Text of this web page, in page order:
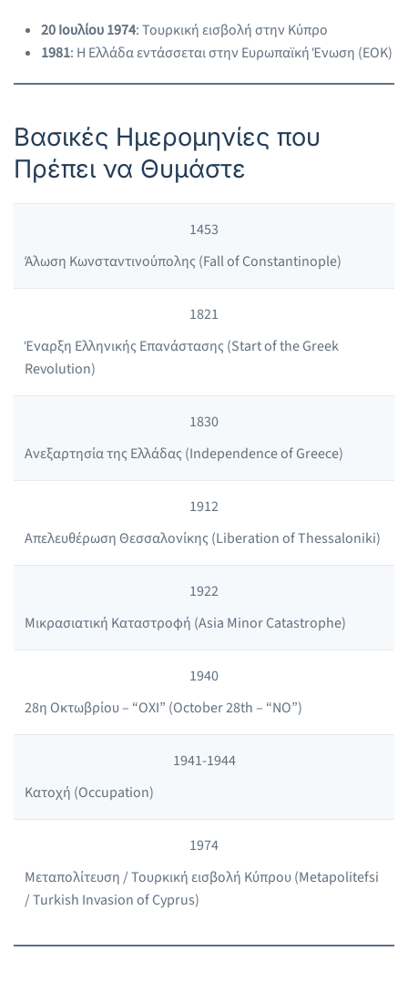
20 Ιουλίου 1974: Τουρκική εισβολή στην Κύπρο
1981: Η Ελλάδα εντάσσεται στην Ευρωπαϊκή Ένωση (ΕΟΚ)
Βασικές Ημερομηνίες που
Πρέπει να Θυμάστε
1453
Άλωση Κωνσταντινούπολης (Fall of Constantinople)
1821
Έναρξη Ελληνικής Επανάστασης (Start of the Greek
Revolution)
1830
Ανεξαρτησία της Ελλάδας (Independence of Greece)
1912
Απελευθέρωση Θεσσαλονίκης (Liberation of Thessaloniki)
1922
Μικρασιατική Καταστροφή (Asia Minor Catastrophe)
1940
28η Οκτωβρίου – “ΟΧΙ” (October 28th – “NO”)
1941-1944
Κατοχή (Occupation)
1974
Μεταπολίτευση / Τουρκική εισβολή Κύπρου (Metapolitefsi
/ Turkish Invasion of Cyprus)